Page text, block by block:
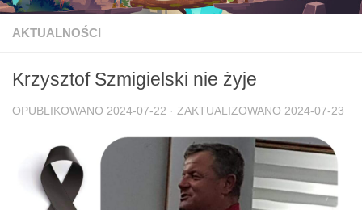
AKTUALNOŚCI
Krzysztof Szmigielski nie żyje
OPUBLIKOWANO 2024-07-22 · ZAKTUALIZOWANO 2024-07-23